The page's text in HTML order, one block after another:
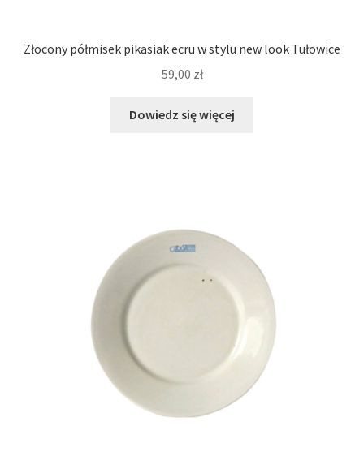
Złocony półmisek pikasiak ecru w stylu new look Tułowice
59,00 zł
Dowiedz się więcej